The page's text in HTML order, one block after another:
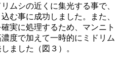
ムシの近くに集光する事で、
む事に成功しました。また、
実に処理するため、マンニト
度で加えて一時的にミドリム
ました（図３）。